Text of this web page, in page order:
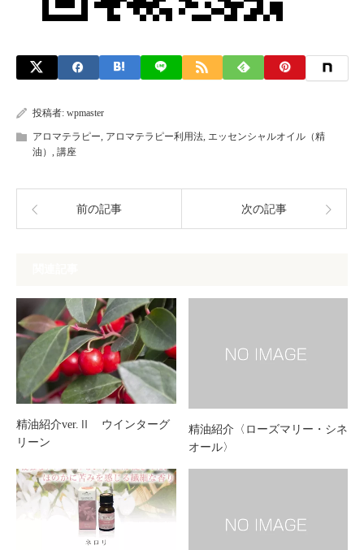
投稿者: wpmaster
アロマテラピー アロマテラピー利用法 エッセンシャルオイル（精
油）
講座
前の記事 次の記事
精油紹介ver.Ⅱ ウインターグ
リーン
精油紹介〈ローズマリー・シネ
オール〉